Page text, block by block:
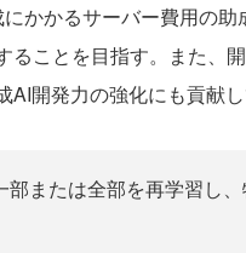
かかるサーバー費用の
ることを目指す。また、
開発力の強化にも貢献し
または全部を再学習し